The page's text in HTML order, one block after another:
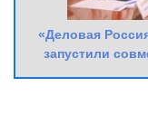
«Деловая
запустили